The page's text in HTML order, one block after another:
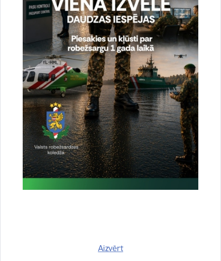
Aizvērt
Bēgot no robežsargiem, nelikumīgi valsts
robežu šķērsojušu personu pārvadātājs izraisa
nopietnu ceļu satiksmes negadījumu
14.05.2026.
Trešdien, 13. maijā, pēc bēgšanas no robežsargiem nelikumīgi valsts robežu
šķērsojušu personu pārvadātājs ar saviem pasažieriem Augšdaugavas
novadā izraisīja nopietnu ceļu satiksmes negadījumu, kā…
Konstatētie pārkāpumi